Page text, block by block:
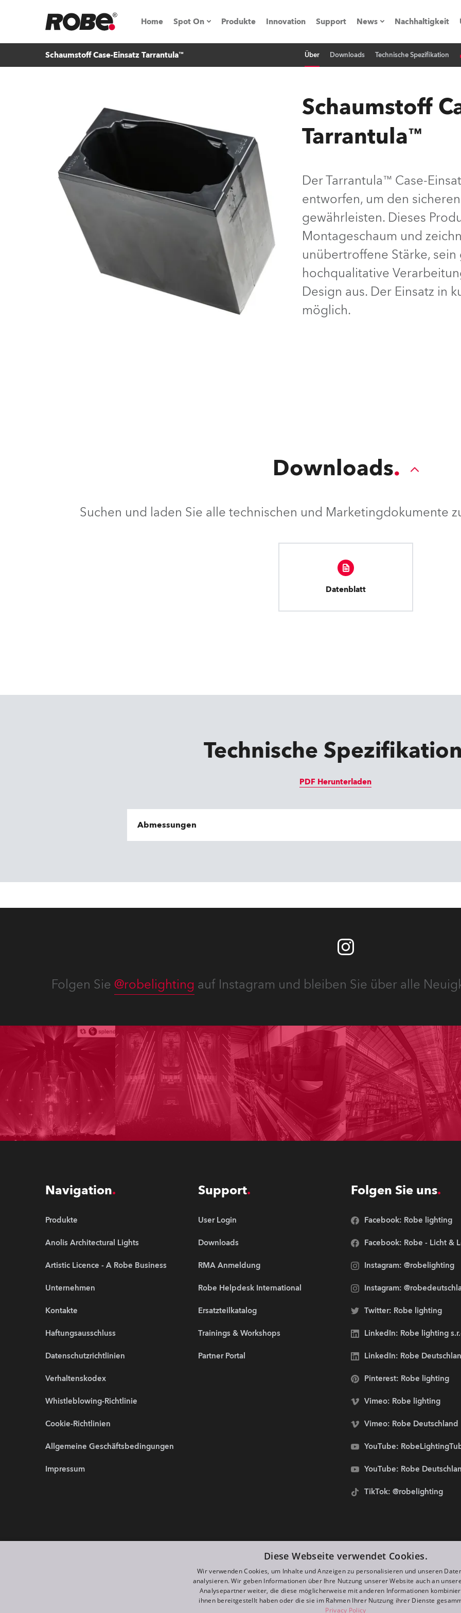
Home Spot On
iSeries
Tipps, Tricks und Tutorials
RoboSpot Tutorials
Robe On Location
Robe On The Road
Robe lighting's technology SHED
ProMotion Lighting
Produkte Innovation Support News
Pressemitteilungen
Nachhaltigkeit
Schaumstoff Case-Einsatz Tarrantula™ Über Downloads Technische Spezifikation
Schaumstoff
Tarrantula™
Der Tarrantula™ Case-
entworfen, um den
gewährleisten. Dieses
Montageschaum und
unübertroffene Stärke,
hochqualitative
Design aus. Der Einsatz in
möglich.
Downloads
Suchen und laden Sie alle technischen und Marketingdokumente
Datenblatt
Technische
PDF Herunterladen
Abmessungen
Folgen Sie @robelighting auf Instagram und bleiben Sie über alle
Navigation
Produkte
Anolis Architectural Lights
Artistic Licence - A Robe Business
Unternehmen
Kontakte
Haftungsausschluss
Datenschutzrichtlinien
Verhaltenskodex
Whistleblowing-Richtlinie
Cookie-Richtlinien
Allgemeine Geschäftsbedingungen
Impressum
Support
User Login
Downloads
RMA Anmeldung
Robe Helpdesk International
Ersatzteilkatalog
Trainings & Workshops
Partner Portal
Folgen Sie uns
Facebook: Robe lighting
Facebook: Robe - Licht &
Instagram: @robelighting
Instagram:
Twitter: Robe lighting
LinkedIn: Robe lighting
LinkedIn: Robe
Pinterest: Robe lighting
Vimeo: Robe lighting
Vimeo: Robe Deutschland
YouTube:
YouTube: Robe
TikTok: @robelighting
Diese Webseite verwendet Cookies.
Wir verwenden Cookies, um Inhalte und Anzeigen zu personalisieren und unseren
analysieren. Wir geben Informationen über Ihre Nutzung unserer Website auch an
Analysepartner weiter, die diese möglicherweise mit anderen Informationen
ihnen bereitgestellt haben oder die sie im Rahmen Ihrer Nutzung ihrer Dienste
Privacy Policy